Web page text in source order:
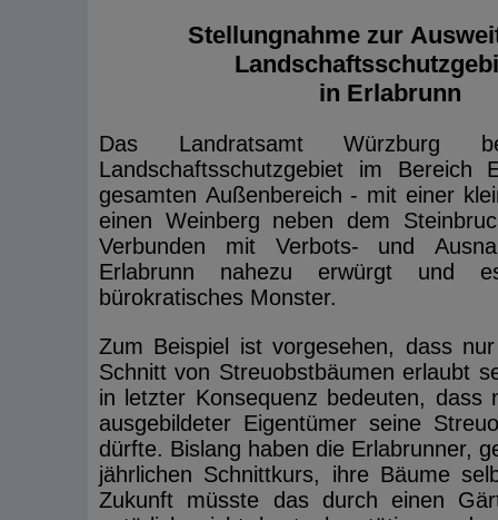
Stellungnahme zur
in Erlabrunn
Das Landratsamt Würzburg
Landschaftsschutzgebiet im Bereich
gesamten Außenbereich - mit einer
einen Weinberg neben dem
Verbunden mit Verbots- und
Erlabrunn nahezu erwürgt und
bürokratisches Monster.
Zum Beispiel ist vorgesehen, dass
Schnitt von Streuobstbäumen erlaubt
in letzter Konsequenz bedeuten, dass
ausgebildeter Eigentümer seine
dürfte. Bislang haben die Erlabrunner,
jährlichen Schnittkurs, ihre Bäume
Zukunft müsste das durch einen